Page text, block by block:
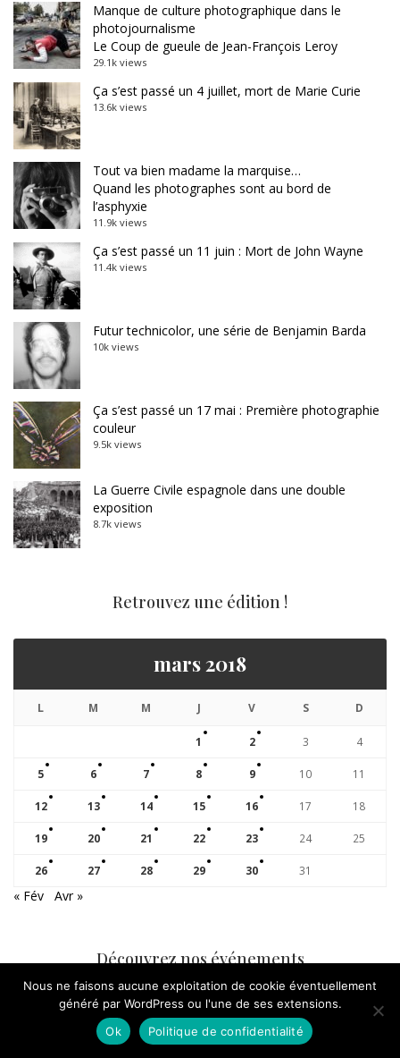
Manque de culture photographique dans le
photojournalisme
Le Coup de gueule de Jean-François Leroy
29.1k views
Ça s’est passé un 4 juillet, mort de Marie Curie
13.6k views
Tout va bien madame la marquise…
Quand les photographes sont au bord de
l’asphyxie
11.9k views
Ça s’est passé un 11 juin : Mort de John Wayne
11.4k views
Futur technicolor, une série de Benjamin Barda
10k views
Ça s’est passé un 17 mai : Première photographie
couleur
9.5k views
La Guerre Civile espagnole dans une double
exposition
8.7k views
Retrouvez une édition !
mars 2018
L M M J V S D
1 2 3 4
5 6 7 8 9 10 11
12 13 14 15 16 17 18
19 20 21 22 23 24 25
26 27 28 29 30 31
« Fév Avr »
Découvrez nos événements
AGENDA
Nous ne faisons aucune exploitation de cookie éventuellement
généré par WordPress ou l'une de ses extensions.
Ok
Politique de confidentialité